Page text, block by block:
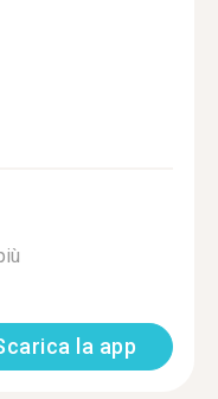
la app